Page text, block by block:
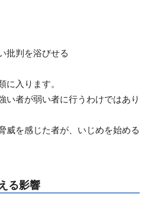
批判を浴びせる
に入ります。
い者が弱い者に行うわけではあり
威を感じた者が、いじめを始める
る影響